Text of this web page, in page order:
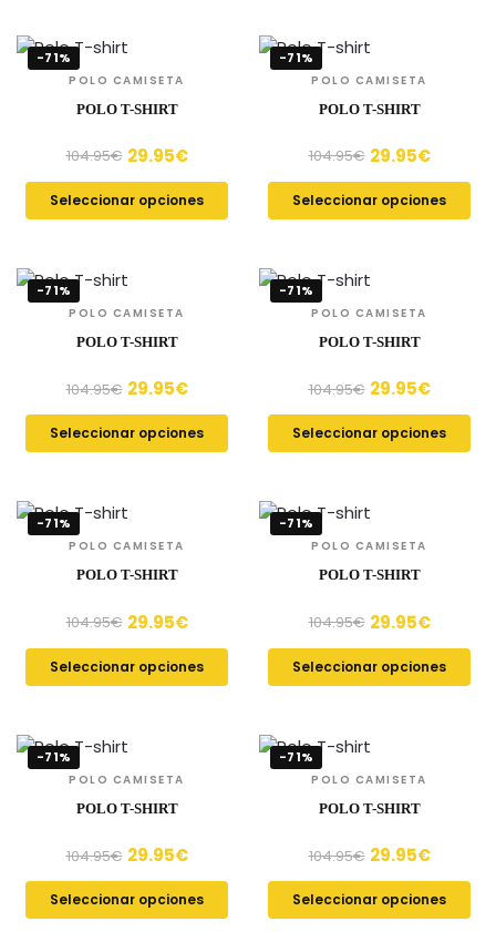
-71%
POLO CAMISETA
POLO T-SHIRT
104.95€ 29.95€
Seleccionar opciones
-71%
POLO CAMISETA
POLO T-SHIRT
104.95€ 29.95€
Seleccionar opciones
-71%
POLO CAMISETA
POLO T-SHIRT
104.95€ 29.95€
Seleccionar opciones
-71%
POLO CAMISETA
POLO T-SHIRT
104.95€ 29.95€
Seleccionar opciones
-71%
POLO CAMISETA
POLO T-SHIRT
104.95€ 29.95€
Seleccionar opciones
-71%
POLO CAMISETA
POLO T-SHIRT
104.95€ 29.95€
Seleccionar opciones
-71%
POLO CAMISETA
POLO T-SHIRT
104.95€ 29.95€
Seleccionar opciones
-71%
POLO CAMISETA
POLO T-SHIRT
104.95€ 29.95€
Seleccionar opciones